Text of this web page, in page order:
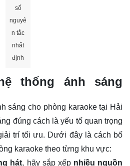
số
nguyê
n tắc
nhất
định
thống ánh sáng
sáng cho phòng karaoke tại Hải
đúng cách là yếu tố quan trọng
trí tối ưu. Dưới đây là cách bố
karaoke theo từng khu vực:
hát, hãy sắp xếp nhiều nguồn